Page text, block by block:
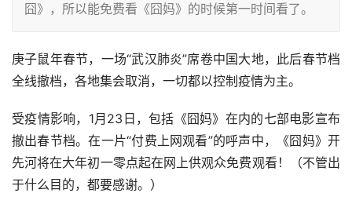
囧》，所以能免费看《囧妈》的时候第一时间看了。
庚子鼠年春节，一场“武汉肺炎”席卷中国大地，此后春节档
全线撤档，各地集会取消，一切都以控制疫情为主。
受疫情影响，1月23日，包括《囧妈》在内的七部电影宣布
撤出春节档。在一片“付费上网观看”的呼声中，《囧妈》开
先河将在大年初一零点起在网上供观众免费观看！（不管出
于什么目的，都要感谢。）